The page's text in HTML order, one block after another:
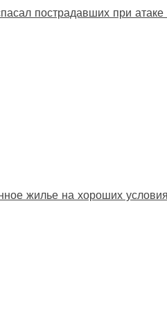
пострадавших при
жилье на хороших